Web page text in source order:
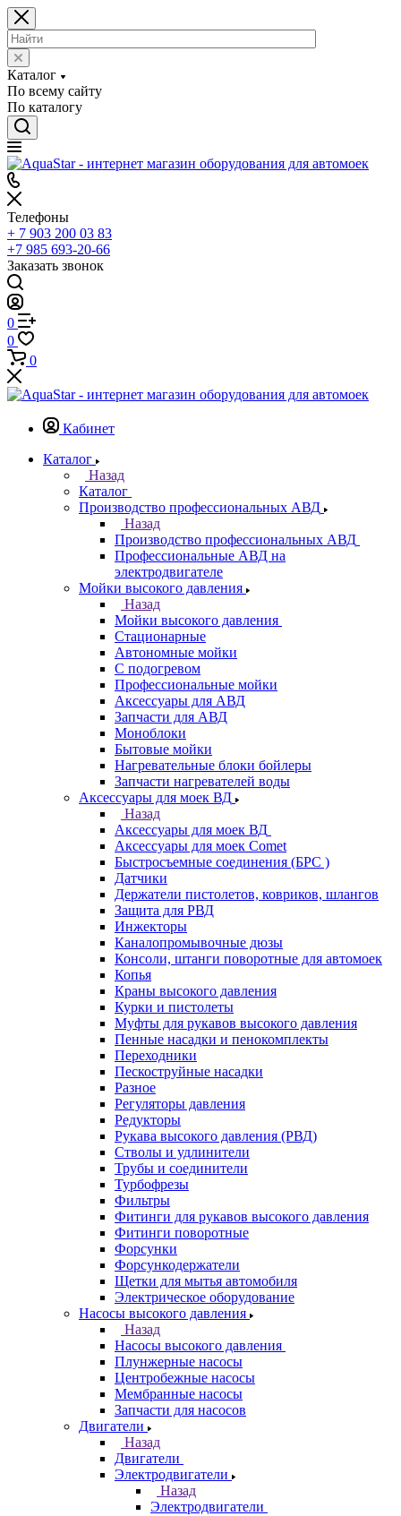
Каталог
По всему сайту
По каталогу
Телефоны
+ 7 903 200 03 83
+7 985 693-20-66
Заказать звонок
0
0
0
Кабинет
Каталог
Назад
Каталог
Производство профессиональных АВД
Назад
Производство профессиональных АВД
Профессиональные АВД на
электродвигателе
Мойки высокого давления
Назад
Мойки высокого давления
Стационарные
Автономные мойки
С подогревом
Профессиональные мойки
Аксессуары для АВД
Запчасти для АВД
Моноблоки
Бытовые мойки
Нагревательные блоки бойлеры
Запчасти нагревателей воды
Аксессуары для моек ВД
Назад
Аксессуары для моек ВД
Аксессуары для моек Comet
Быстросъемные соединения (БРС )
Датчики
Держатели пистолетов, ковриков, шлангов
Защита для РВД
Инжекторы
Каналопромывочные дюзы
Консоли, штанги поворотные для автомоек
Копья
Краны высокого давления
Курки и пистолеты
Муфты для рукавов высокого давления
Пенные насадки и пенокомплекты
Переходники
Пескоструйные насадки
Разное
Регуляторы давления
Редукторы
Рукава высокого давления (РВД)
Стволы и удлинители
Трубы и соединители
Турбофрезы
Фильтры
Фитинги для рукавов высокого давления
Фитинги поворотные
Форсунки
Форсункодержатели
Щетки для мытья автомобиля
Электрическое оборудование
Насосы высокого давления
Назад
Насосы высокого давления
Плунжерные насосы
Центробежные насосы
Мембранные насосы
Запчасти для насосов
Двигатели
Назад
Двигатели
Электродвигатели
Назад
Электродвигатели